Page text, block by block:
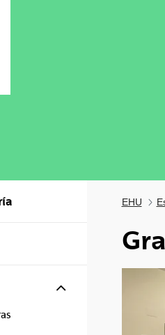
Mostrar/ocultar
EHU